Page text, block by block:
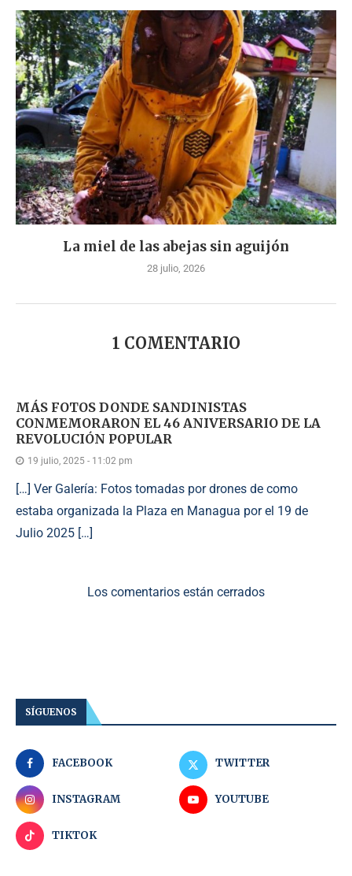
La miel de las abejas sin aguijón
28 julio, 2026
1 COMENTARIO
MÁS FOTOS DONDE SANDINISTAS
CONMEMORARON EL 46 ANIVERSARIO DE LA
REVOLUCIÓN POPULAR
19 julio, 2025 - 11:02 pm
[…] Ver Galería: Fotos tomadas por drones de como
estaba organizada la Plaza en Managua por el 19 de
Julio 2025 […]
Los comentarios están cerrados
SÍGUENOS
FACEBOOK TWITTER
INSTAGRAM YOUTUBE
TIKTOK